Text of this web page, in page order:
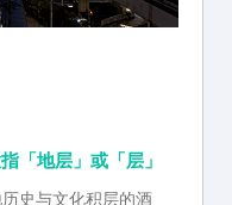
「地层」或「层」
史与文化积层的酒